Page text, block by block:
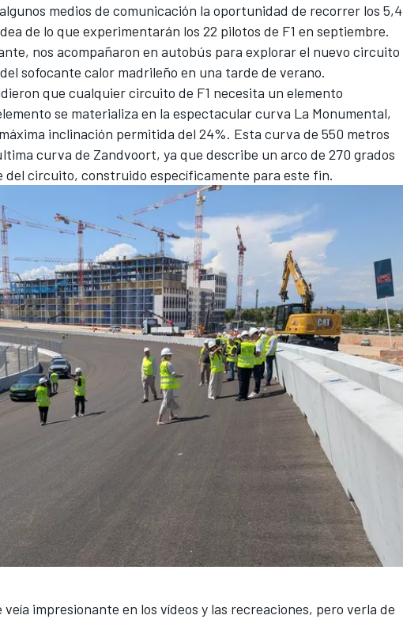
medios de comunicación la oportunidad de recorrer los 5,4
de lo que experimentarán los 22 pilotos de F1 en septiembre.
nos acompañaron en autobús para explorar el nuevo circuito
sofocante calor madrileño en una tarde de verano.
que cualquier circuito de F1 necesita un elemento
se materializa en la espectacular curva La Monumental,
inclinación permitida del 24%. Esta curva de 550 metros
curva de Zandvoort, ya que describe un arco de 270 grados
circuito, construido específicamente para este fin.
veía impresionante en los vídeos y las recreaciones, pero verla de